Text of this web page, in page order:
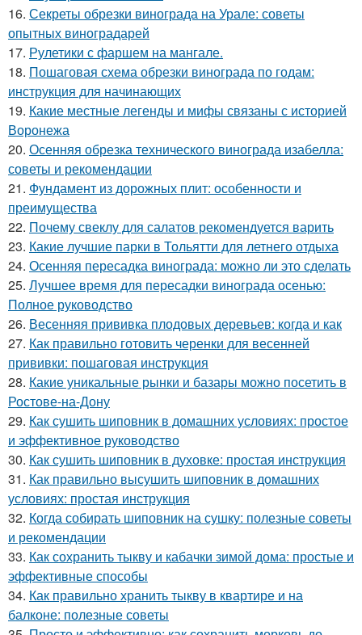
16. Секреты обрезки винограда на Урале: советы
опытных виноградарей
17. Рулетики с фаршем на мангале.
18. Пошаговая схема обрезки винограда по годам:
инструкция для начинающих
19. Какие местные легенды и мифы связаны с историей
Воронежа
20. Осенняя обрезка технического винограда изабелла:
советы и рекомендации
21. Фундамент из дорожных плит: особенности и
преимущества
22. Почему свеклу для салатов рекомендуется варить
23. Какие лучшие парки в Тольятти для летнего отдыха
24. Осенняя пересадка винограда: можно ли это сделать
25. Лучшее время для пересадки винограда осенью:
Полное руководство
26. Весенняя прививка плодовых деревьев: когда и как
27. Как правильно готовить черенки для весенней
прививки: пошаговая инструкция
28. Какие уникальные рынки и базары можно посетить в
Ростове-на-Дону
29. Как сушить шиповник в домашних условиях: простое
и эффективное руководство
30. Как сушить шиповник в духовке: простая инструкция
31. Как правильно высушить шиповник в домашних
условиях: простая инструкция
32. Когда собирать шиповник на сушку: полезные советы
и рекомендации
33. Как сохранить тыкву и кабачки зимой дома: простые и
эффективные способы
34. Как правильно хранить тыкву в квартире и на
балконе: полезные советы